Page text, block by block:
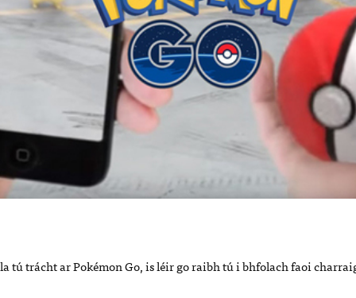
tú trácht ar Pokémon Go, is léir go raibh tú i bhfolach faoi